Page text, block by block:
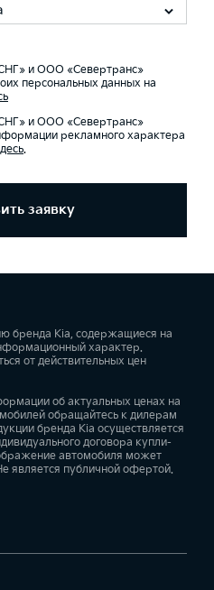
и ООО «Севертранс»
персональных данных на
и ООО «Севертранс»
рекламного характера
.
заявку
бренда Kia, содержащиеся на
характер.
от действительных цен
об актуальных ценах на
обращайтесь к дилерам
бренда Kia осуществляется
договора купли-
автомобиля может
является публичной офертой.